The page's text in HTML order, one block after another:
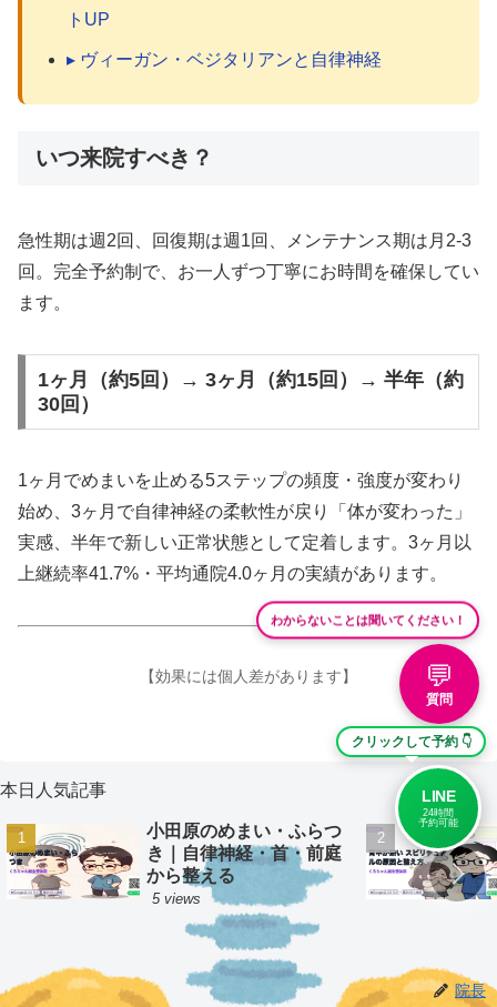
トUP
▸ ヴィーガン・ベジタリアンと自律神経
いつ来院すべき？
急性期は週2回、回復期は週1回、メンテナンス期は月2-3
回。完全予約制で、お一人ずつ丁寧にお時間を確保してい
ます。
1ヶ月（約5回）→ 3ヶ月（約15回）→ 半年（約
30回）
1ヶ月でめまいを止める5ステップの頻度・強度が変わり
始め、3ヶ月で自律神経の柔軟性が戻り「体が変わった」
実感、半年で新しい正常状態として定着します。3ヶ月以
上継続率41.7%・平均通院4.0ヶ月の実績があります。
【効果には個人差があります】
本日人気記事
小田原のめまい・ふらつ
き｜自律神経・首・前庭
から整える
5 views
院長
わからないことは聞いてください！
💬
質問
クリックして予約 👇
LINE
24時間
予約可能